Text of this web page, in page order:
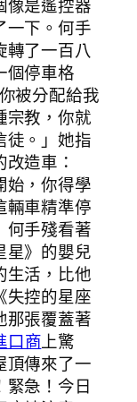
像是遙控器
一下。何手
轉了一百八
個停車格
被分配給我
宗教，你就
徒。」她指
造車：
始，你得學
輛車精準停
何手殘看著
星》的嬰兒
生活，比他
失控的星座
那張覆蓋著
口商上驚
頂傳來了一
緊急！今日